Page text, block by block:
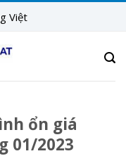
Việt
ổn giá
01/2023